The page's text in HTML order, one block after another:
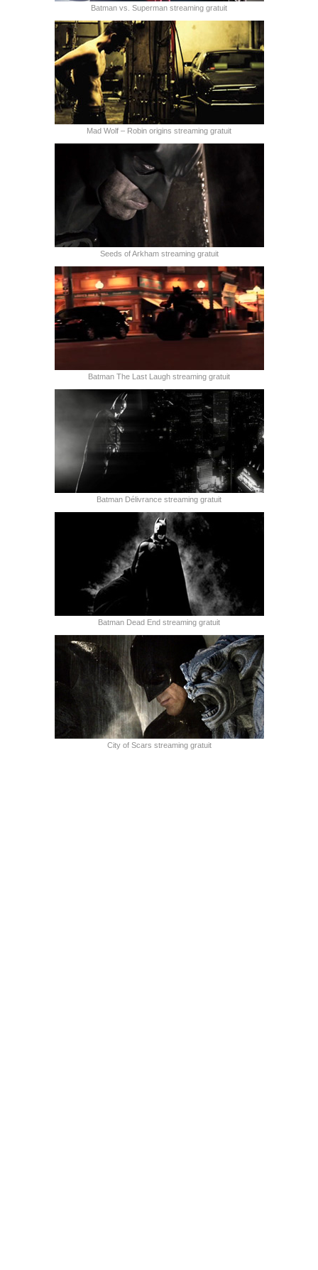
Batman vs. Superman streaming gratuit
Mad Wolf – Robin origins streaming gratuit
Seeds of Arkham streaming gratuit
Batman The Last Laugh streaming gratuit
Batman Délivrance streaming gratuit
Batman Dead End streaming gratuit
City of Scars streaming gratuit